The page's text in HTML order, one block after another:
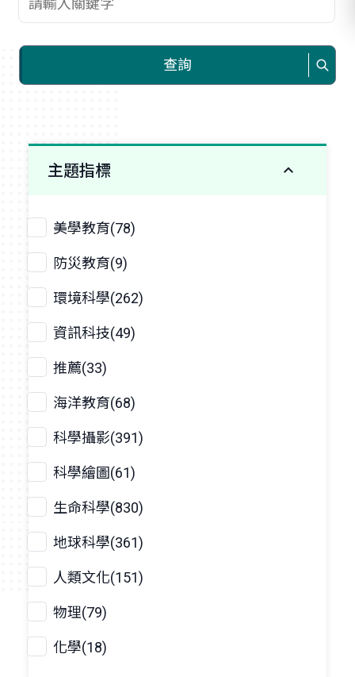
查詢
主題指標
美學教育(78)
防災教育(9)
環境科學(262)
資訊科技(49)
推薦(33)
海洋教育(68)
科學攝影(391)
科學繪圖(61)
生命科學(830)
地球科學(361)
人類文化(151)
物理(79)
化學(18)